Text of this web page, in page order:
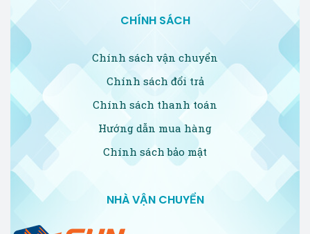
CHÍNH SÁCH
Chính sách vận chuyển
Chính sách đổi trả
Chính sách thanh toán
Hướng dẫn mua hàng
Chính sách bảo mật
NHÀ VẬN CHUYỂN